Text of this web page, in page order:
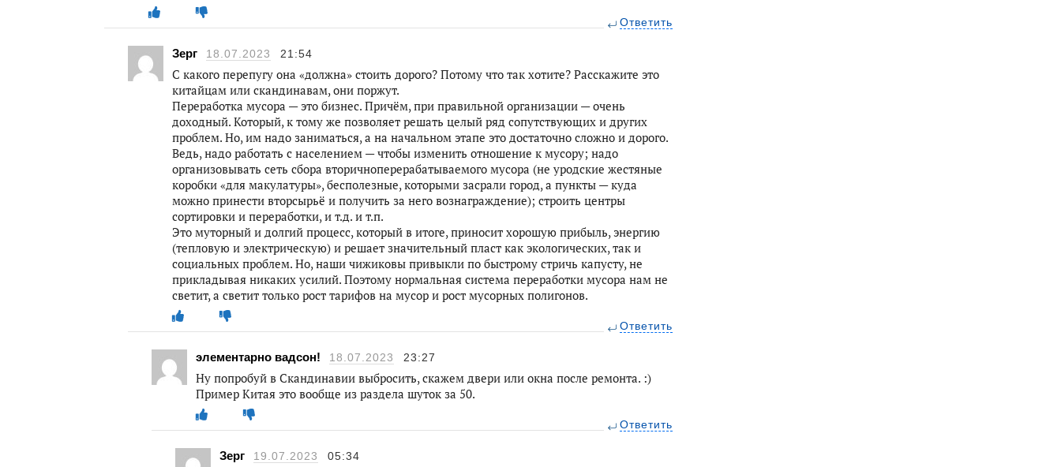
Ответить
Зерг 18.07.2023 21:54
С какого перепугу она «должна» стоить дорого? Потому что так хотите? Расскажите это
китайцам или скандинавам, они поржут.
Переработка мусора — это бизнес. Причём, при правильной организации — очень
доходный. Который, к тому же позволяет решать целый ряд сопутствующих и других
проблем. Но, им надо заниматься, а на начальном этапе это достаточно сложно и дорого.
Ведь, надо работать с населением — чтобы изменить отношение к мусору; надо
организовывать сеть сбора вторичноперерабатываемого мусора (не уродские жестяные
коробки «для макулатуры», бесполезные, которыми засрали город, а пункты — куда
можно принести вторсырьё и получить за него вознаграждение); строить центры
сортировки и переработки, и т.д. и т.п.
Это муторный и долгий процесс, который в итоге, приносит хорошую прибыль, энергию
(тепловую и электрическую) и решает значительный пласт как экологических, так и
социальных проблем. Но, наши чижиковы привыкли по быстрому стричь капусту, не
прикладывая никаких усилий. Поэтому нормальная система переработки мусора нам не
светит, а светит только рост тарифов на мусор и рост мусорных полигонов.
Ответить
элементарно вадсон! 18.07.2023 23:27
Ну попробуй в Скандинавии выбросить, скажем двери или окна после ремонта. :)
Пример Китая это вообще из раздела шуток за 50.
Ответить
Зерг 19.07.2023 05:34